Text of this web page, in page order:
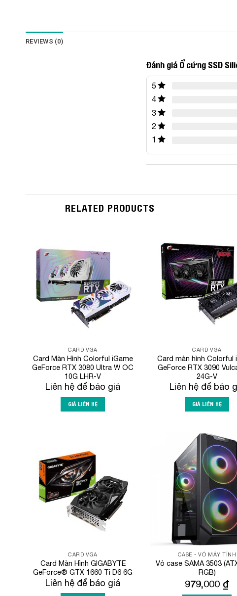
REVIEWS (0)
Đánh giá Ổ cứng SSD
5
4
3
2
1
RELATED PRODUCTS
CARD VGA
Card Màn Hình Colorful iGame
GeForce RTX 3080 Ultra W OC
10G LHR-V
Liên hệ để báo giá
GIÁ LIÊN HỆ
CARD VGA
Card màn hình Colorful
GeForce RTX 3090
24G-V
Liên hệ để báo
GIÁ LIÊN HỆ
CARD VGA
Card Màn Hình GIGABYTE
GeForce® GTX 1660 Ti D6 6G
Liên hệ để báo giá
CASE - VỎ MÁY TÍNH
Vỏ case SAMA 3503
RGB)
979,000 ₫